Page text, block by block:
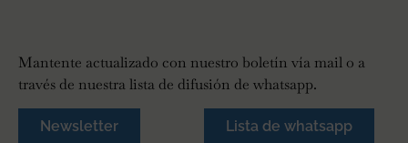
Mantente actualizado con nuestro boletín vía mail o a
través de nuestra lista de difusión de whatsapp.
Newsletter Lista de whatsapp